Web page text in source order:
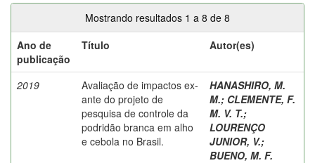
Mostrando resultados 1 a 8 de 8
Ano de
publicação
Título Autor(es)
2019
Avaliação de impactos ex-
ante do projeto de
pesquisa de controle da
podridão branca em alho
e cebola no Brasil.
HANASHIRO, M.
M.; CLEMENTE, F.
M. V. T.;
LOURENÇO
JUNIOR, V.;
BUENO, M. F.